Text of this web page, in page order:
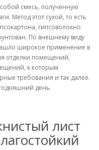
смесь, полученную
Метод этот сухой, то есть
гипсоволокно
По внешнему виду
широкое применение в
отделки помещений,
к которым
требования и так далее.
день.
лист